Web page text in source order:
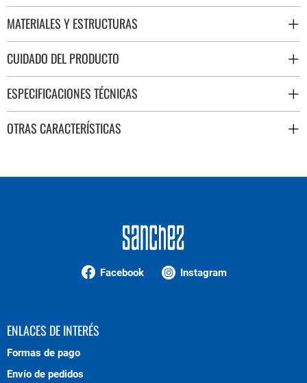
MATERIALES Y ESTRUCTURAS
CUIDADO DEL PRODUCTO
ESPECIFICACIONES TÉCNICAS
OTRAS CARACTERÍSTICAS
Facebook Instagram
ENLACES DE INTERÉS
Formas de pago
Envío de pedidos